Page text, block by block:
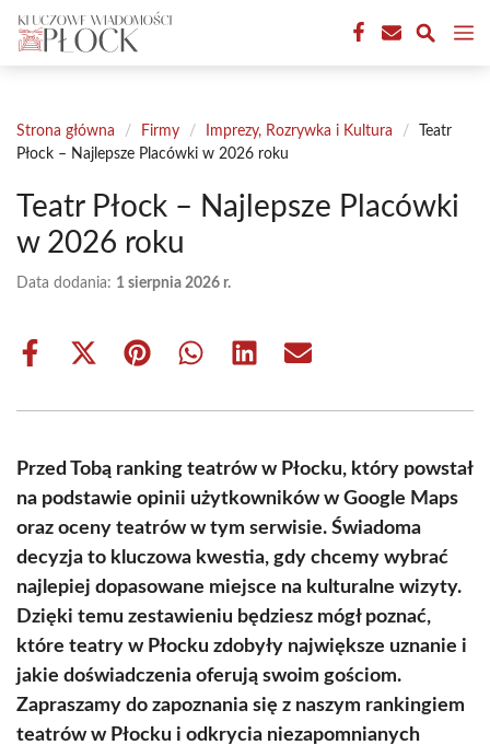
Przejdź
treści
Strona główna / Firmy / Imprezy, Rozrywka i Kultura /
Teatr
Płock – Najlepsze Placówki w 2026 roku
Teatr Płock – Najlepsze Placówki
w 2026 roku
Data dodania: 1 sierpnia 2026 r.
Share
Share
(Twitter)
Share Share Share Share
Przed Tobą ranking teatrów w Płocku, który powstał
na podstawie opinii użytkowników w Google Maps
oraz oceny teatrów w tym serwisie. Świadoma
decyzja to kluczowa kwestia, gdy chcemy wybrać
najlepiej dopasowane miejsce na kulturalne wizyty.
Dzięki temu zestawieniu będziesz mógł poznać,
które teatry w Płocku zdobyły największe uznanie i
jakie doświadczenia oferują swoim gościom.
Zapraszamy do zapoznania się z naszym rankingiem
teatrów w Płocku i odkrycia niezapomnianych